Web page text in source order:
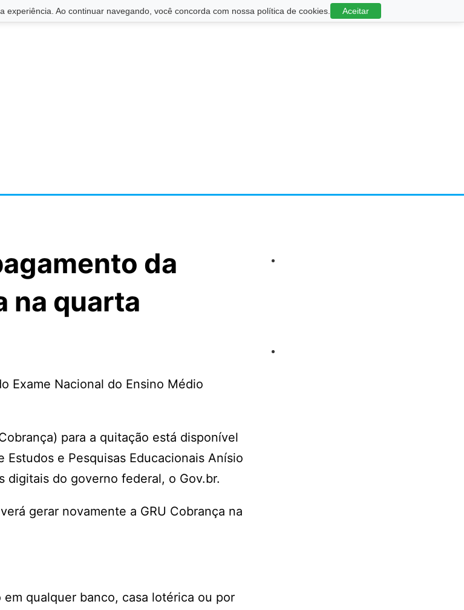
Ao continuar navegando, você concorda com nossa política de cookies. Aceitar
da
na quarta
Exame Nacional do Ensino Médio
para a quitação está disponível
e Pesquisas Educacionais Anísio
digitais do governo federal, o Gov.br.
gerar novamente a GRU Cobrança na
qualquer banco, casa lotérica ou por